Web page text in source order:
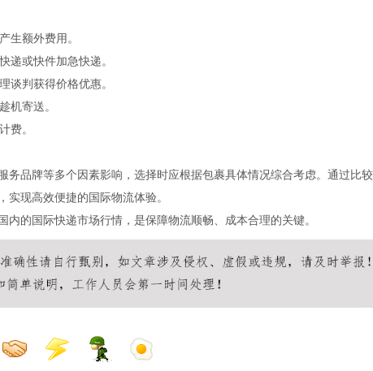
生额外费用。
递或快件加急快递。
谈判获得价格优惠。
机寄送。
费。
务品牌等多个因素影响，选择时应根据包裹具体情况综合考虑。通过比
现高效便捷的国际物流体验。
的国际快递市场行情，是保障物流顺畅、成本合理的关键。